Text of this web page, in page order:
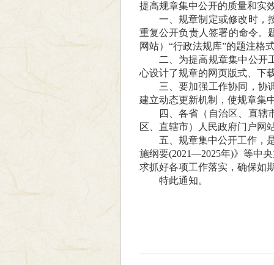
提高规章集中公开的质量和实
一、规章制定或修改时，
重复公开负责人签署的命令。
网站）“行政法规库”的题注格
二、为提高规章集中公开
心设计了规章的网页版式、下
三、要加强工作协同，协
建立动态更新机制，使规章集
四、各省（自治区、直辖
区、直辖市）人民政府门户网
五、规章集中公开工作，
施纲要(2021—2025年)》等中
求抓好各项工作落实，确保如
特此通知。